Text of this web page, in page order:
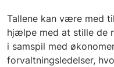
Tallene kan være med
hjælpe med at stille de
i samspil med
forvaltningsledelser,